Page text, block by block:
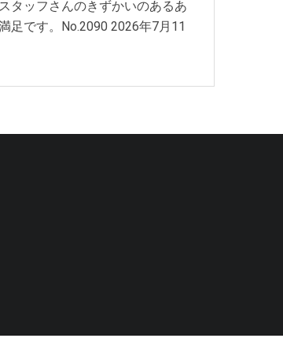
タッフさんのきずかいのあるあ
足です。No.2090 2026年7月11